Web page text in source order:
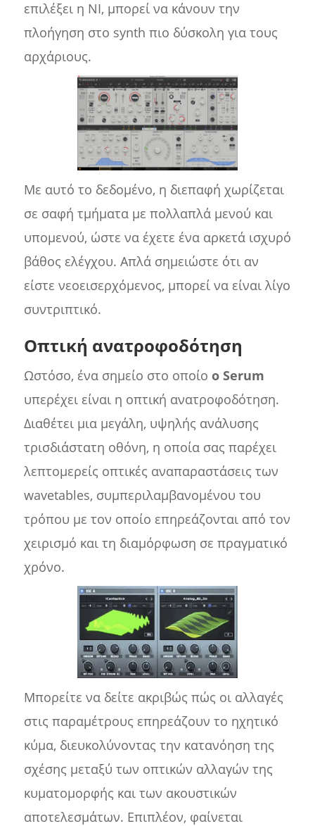
επιλέξει η NI, μπορεί να κάνουν την
πλοήγηση στο synth πιο δύσκολη για τους
αρχάριους.
Με αυτό το δεδομένο, η διεπαφή χωρίζεται
σε σαφή τμήματα με πολλαπλά μενού και
υπομενού, ώστε να έχετε ένα αρκετά ισχυρό
βάθος ελέγχου. Απλά σημειώστε ότι αν
είστε νεοεισερχόμενος, μπορεί να είναι λίγο
συντριπτικό.
Οπτική ανατροφοδότηση
Ωστόσο, ένα σημείο στο οποίο ο Serum
υπερέχει είναι η οπτική ανατροφοδότηση.
Διαθέτει μια μεγάλη, υψηλής ανάλυσης
τρισδιάστατη οθόνη, η οποία σας παρέχει
λεπτομερείς οπτικές αναπαραστάσεις των
wavetables, συμπεριλαμβανομένου του
τρόπου με τον οποίο επηρεάζονται από τον
χειρισμό και τη διαμόρφωση σε πραγματικό
χρόνο.
Μπορείτε να δείτε ακριβώς πώς οι αλλαγές
στις παραμέτρους επηρεάζουν το ηχητικό
κύμα, διευκολύνοντας την κατανόηση της
σχέσης μεταξύ των οπτικών αλλαγών της
κυματομορφής και των ακουστικών
αποτελεσμάτων. Επιπλέον, φαίνεται